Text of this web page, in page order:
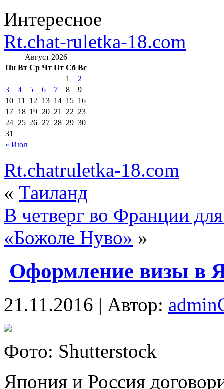
Интересное
Rt.chat-ruletka-18.com
Август 2026
Пн Вт Ср Чт Пт Сб Вс
« Июл
1
2
3
4 5 6 7 8
9
10 11 12 13 14 15 16
17 18 19 20 21 22 23
24 25 26 27 28 29 30
31
Rt.chatruletka-18.com
« Таиланд
В четверг во Франции
«Божоле Нуво» »
Оформление визы в
21.11.2016 | Автор:
Фoтo: Shutterstock
Япония и Россия